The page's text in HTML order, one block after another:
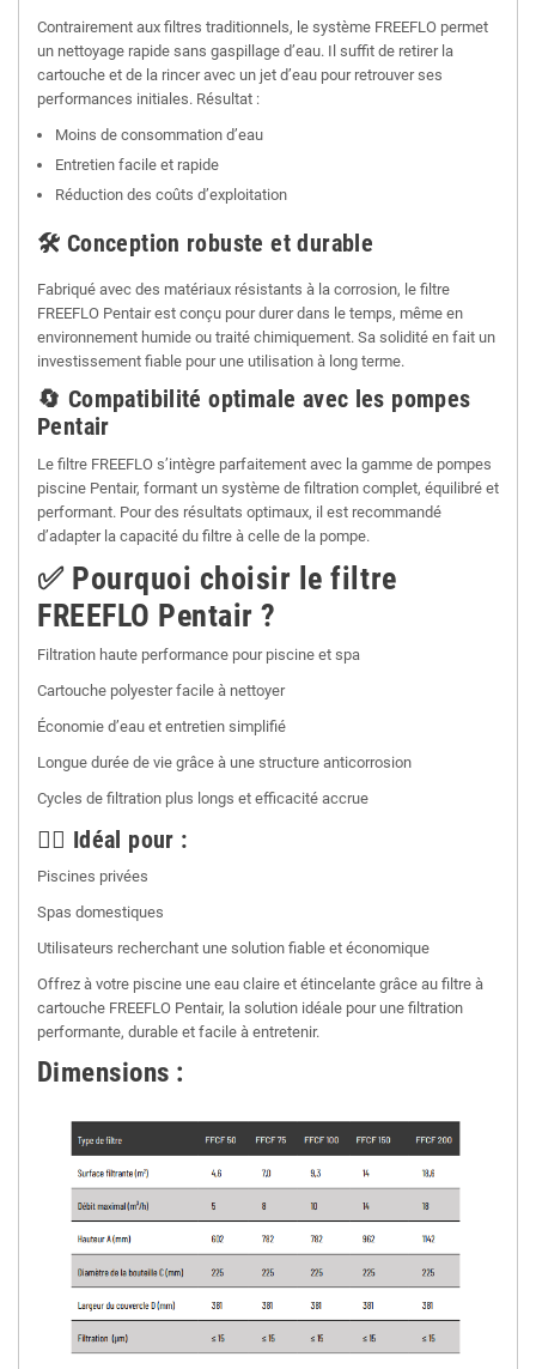
Contrairement aux filtres traditionnels, le système FREEFLO permet
un nettoyage rapide sans gaspillage d’eau. Il suffit de retirer la
cartouche et de la rincer avec un jet d’eau pour retrouver ses
performances initiales. Résultat :
Moins de consommation d’eau
Entretien facile et rapide
Réduction des coûts d’exploitation
🛠️ Conception robuste et durable
Fabriqué avec des matériaux résistants à la corrosion, le filtre
FREEFLO Pentair est conçu pour durer dans le temps, même en
environnement humide ou traité chimiquement. Sa solidité en fait un
investissement fiable pour une utilisation à long terme.
🔄 Compatibilité optimale avec les pompes
Pentair
Le filtre FREEFLO s’intègre parfaitement avec la gamme de pompes
piscine Pentair, formant un système de filtration complet, équilibré et
performant. Pour des résultats optimaux, il est recommandé
d’adapter la capacité du filtre à celle de la pompe.
✅ Pourquoi choisir le filtre
FREEFLO Pentair ?
Filtration haute performance pour piscine et spa
Cartouche polyester facile à nettoyer
Économie d’eau et entretien simplifié
Longue durée de vie grâce à une structure anticorrosion
Cycles de filtration plus longs et efficacité accrue
🏊‍♂️ Idéal pour :
Piscines privées
Spas domestiques
Utilisateurs recherchant une solution fiable et économique
Offrez à votre piscine une eau claire et étincelante grâce au filtre à
cartouche FREEFLO Pentair, la solution idéale pour une filtration
performante, durable et facile à entretenir.
Dimensions :